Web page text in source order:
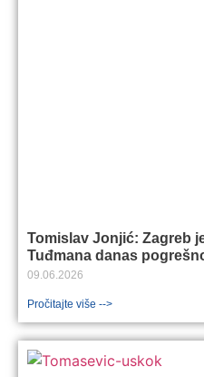
Tomislav Jonjić: Zagreb
Tuđmana danas
09.06.2026
Pročitajte više -->